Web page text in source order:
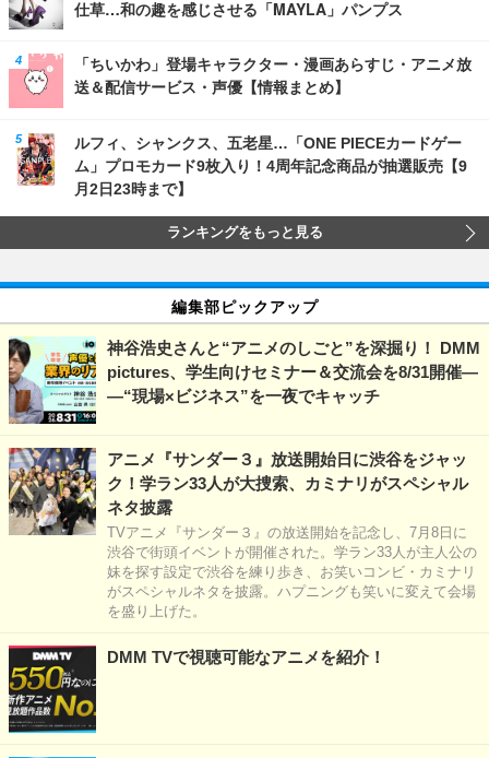
仕草…和の趣を感じさせる「MAYLA」パンプス
「ちいかわ」登場キャラクター・漫画あらすじ・アニメ放
送＆配信サービス・声優【情報まとめ】
ルフィ、シャンクス、五老星…「ONE PIECEカードゲー
ム」プロモカード9枚入り！4周年記念商品が抽選販売【9
月2日23時まで】
ランキングをもっと見る
編集部ピックアップ
神谷浩史さんと“アニメのしごと”を深掘り！ DMM
pictures、学生向けセミナー＆交流会を8/31開催―
―“現場×ビジネス”を一夜でキャッチ
アニメ『サンダー３』放送開始日に渋谷をジャッ
ク！学ラン33人が大捜索、カミナリがスペシャル
ネタ披露
TVアニメ『サンダー３』の放送開始を記念し、7月8日に
渋谷で街頭イベントが開催された。学ラン33人が主人公の
妹を探す設定で渋谷を練り歩き、お笑いコンビ・カミナリ
がスペシャルネタを披露。ハプニングも笑いに変えて会場
を盛り上げた。
DMM TVで視聴可能なアニメを紹介！